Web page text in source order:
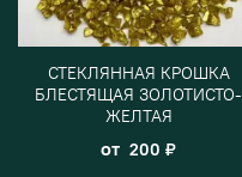
СТЕКЛЯННАЯ КРОШКА
БЛЕСТЯЩАЯ ЗОЛОТИСТО-
ЖЕЛТАЯ
от 200 ₽